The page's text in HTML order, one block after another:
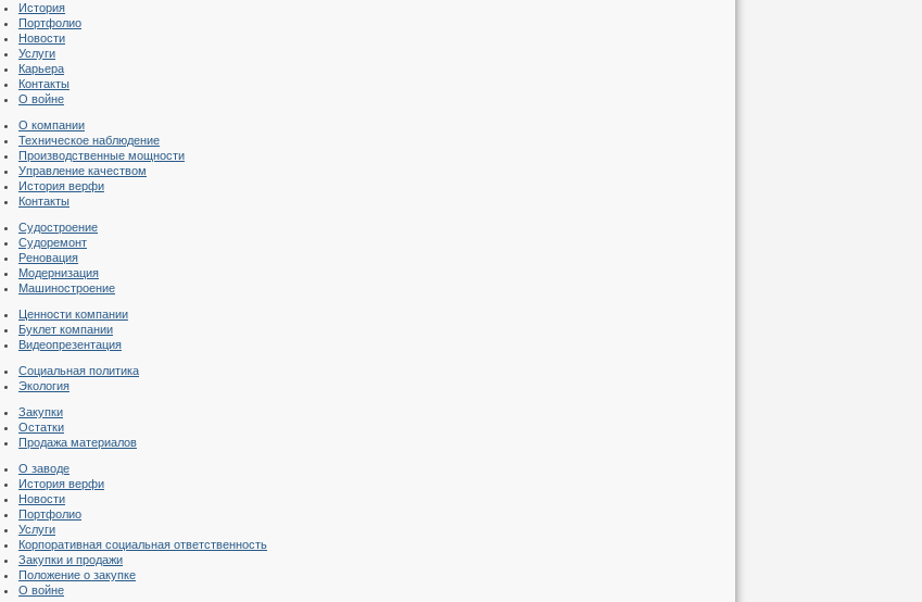
История
Портфолио
Новости
Услуги
Карьера
Контакты
О войне
О компании
Техническое наблюдение
Производственные мощности
Управление качеством
История верфи
Контакты
Судостроение
Судоремонт
Реновация
Модернизация
Машиностроение
Ценности компании
Буклет компании
Видеопрезентация
Социальная политика
Экология
Закупки
Остатки
Продажа материалов
О заводе
История верфи
Новости
Портфолио
Услуги
Корпоративная социальная ответственность
Закупки и продажи
Положение о закупке
О войне